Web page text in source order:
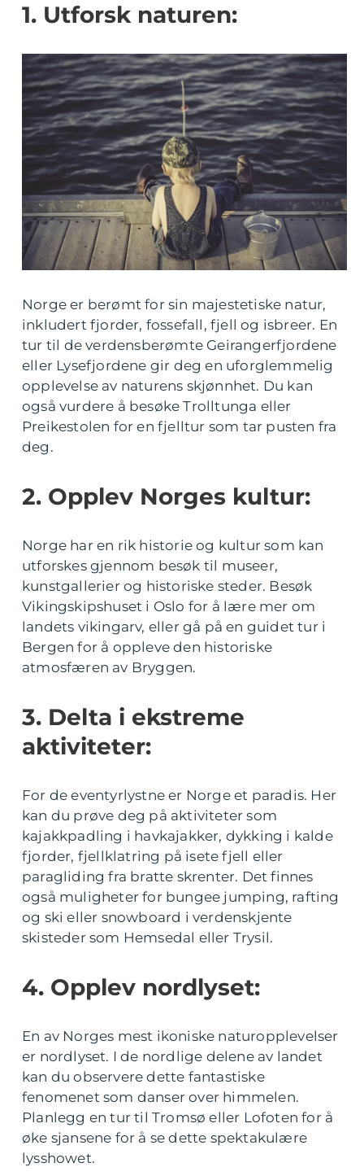
1. Utforsk naturen:
Norge er berømt for sin majestetiske natur,
inkludert fjorder, fossefall, fjell og isbreer. En
tur til de verdensberømte Geirangerfjordene
eller Lysefjordene gir deg en uforglemmelig
opplevelse av naturens skjønnhet. Du kan
også vurdere å besøke Trolltunga eller
Preikestolen for en fjelltur som tar pusten fra
deg.
2. Opplev Norges kultur:
Norge har en rik historie og kultur som kan
utforskes gjennom besøk til museer,
kunstgallerier og historiske steder. Besøk
Vikingskipshuset i Oslo for å lære mer om
landets vikingarv, eller gå på en guidet tur i
Bergen for å oppleve den historiske
atmosfæren av Bryggen.
3. Delta i ekstreme
aktiviteter:
For de eventyrlystne er Norge et paradis. Her
kan du prøve deg på aktiviteter som
kajakkpadling i havkajakker, dykking i kalde
fjorder, fjellklatring på isete fjell eller
paragliding fra bratte skrenter. Det finnes
også muligheter for bungee jumping, rafting
og ski eller snowboard i verdenskjente
skisteder som Hemsedal eller Trysil.
4. Opplev nordlyset:
En av Norges mest ikoniske naturopplevelser
er nordlyset. I de nordlige delene av landet
kan du observere dette fantastiske
fenomenet som danser over himmelen.
Planlegg en tur til Tromsø eller Lofoten for å
øke sjansene for å se dette spektakulære
lysshowet.